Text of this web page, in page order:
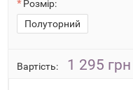
Розмір:
Полуторний
Вартість: 1 295 грн